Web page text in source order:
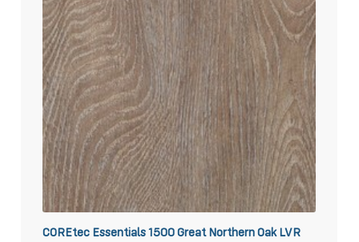
COREtec Essentials 1500 Great Northern Oak LVR